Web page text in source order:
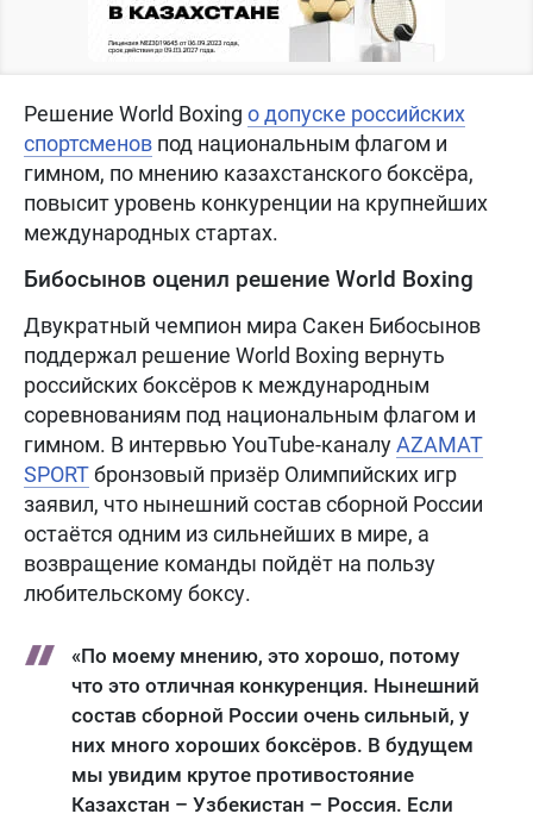
Решение World Boxing о допуске российских
спортсменов под национальным флагом и
гимном, по мнению казахстанского боксёра,
повысит уровень конкуренции на крупнейших
международных стартах.
Бибосынов оценил решение World Boxing
Двукратный чемпион мира Сакен Бибосынов
поддержал решение World Boxing вернуть
российских боксёров к международным
соревнованиям под национальным флагом и
гимном. В интервью YouTube-каналуAZAMAT
SPORTбронзовый призёр Олимпийских игр
заявил, что нынешний состав сборной России
остаётся одним из сильнейших в мире, а
возвращение команды пойдёт на пользу
любительскому боксу.
«По моему мнению, это хорошо, потому
что это отличная конкуренция. Нынешний
состав сборной России очень сильный, у
них много хороших боксёров. В будущем
мы увидим крутое противостояние
Казахстан – Узбекистан – Россия. Если